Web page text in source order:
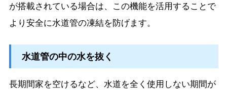
が搭載されている場合は、この機能を活用することで
より安全に水道管の凍結を防げます。
水道管の中の水を抜く
長期間家を空けるなど、水道を全く使用しない期間が